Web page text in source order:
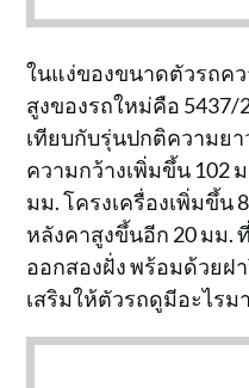
ในแง่ของขนาดตัวรถค
สูงของรถใหม่คือ 5437/
เทียบกับรุ่นปกติความย
ความกว้างเพิ่มขึ้น 102
มม. โครงเครื่องเพิ่มขึ้น
หลังคาสูงขึ้นอีก 20 มม.
ออกสองฝั่ง พร้อมด้วยฝ
เสริมให้ตัวรถดูมีอะไรม